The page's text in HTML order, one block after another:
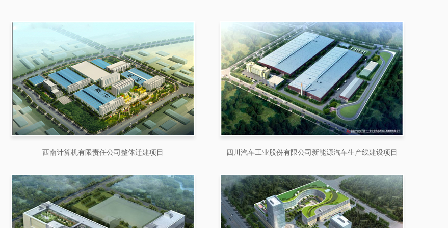
西南计算机有限责任公司整体迁建项目 四川汽车工业股份有限公司新能源汽车生产线建设项目